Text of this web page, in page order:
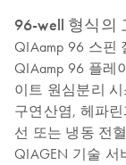
96-well 형식의
QIAamp 96 스핀
QIAamp 96 플레
이트 원심분리
구연산염, 헤파
선 또는 냉동 전
QIAGEN 기술